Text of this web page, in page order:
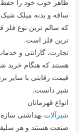
ظاهر خوب خود را حفظ
ساقه و بدنه میلک
که سالم ترین نوع فلز
ترین فلز است.
تجارت، گارانتی و
هستند که هنگام خرید
قیمت رقابتی با سایر
شیر دانست.
انواع قهرمانان
شیرآلات بهداشتی
صنعت هستند و هر